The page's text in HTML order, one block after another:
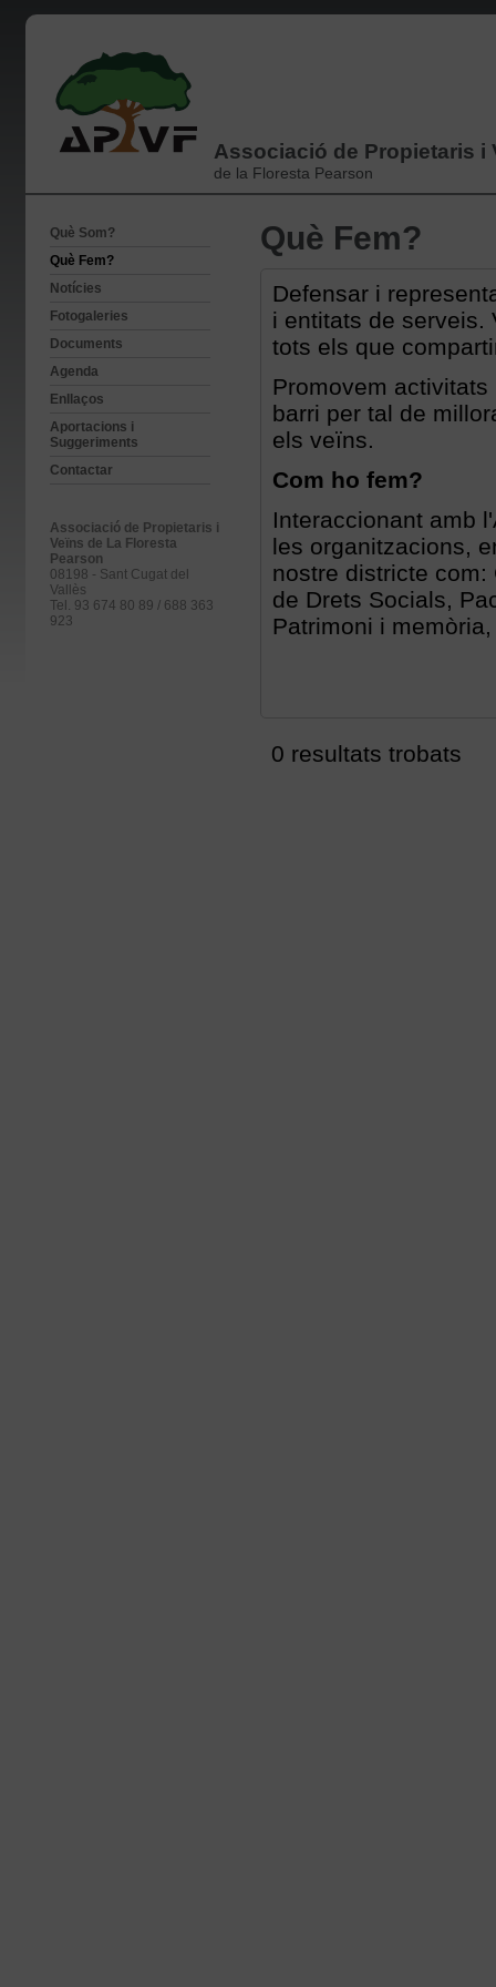
Associació de Propietaris i
de la Floresta Pearson
Què Som?
Què Fem?
Notícies
Fotogaleries
Documents
Agenda
Enllaços
Aportacions i
Suggeriments
Contactar
Associació de Propietaris i
Veïns de La Floresta
Pearson
08198 - Sant Cugat del
Vallès
Tel. 93 674 80 89 / 688 363
923
Què Fem?
Defensar i
i entitats de serveis.
tots els que
Promovem
barri per tal de
els veïns.
Com ho fem?
Interaccionant amb
les organitzacions,
nostre districte
de Drets Socials,
Patrimoni i
0 resultats trobats